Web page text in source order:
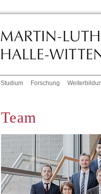
Studium Forschung
Team